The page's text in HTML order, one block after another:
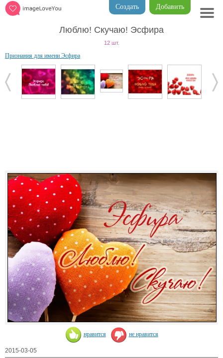
Добавить
Создать
Люблю! Скучаю! Эсфира
12 шт.
Признания для имени Эсфира
нравится не нравится
2015-03-05